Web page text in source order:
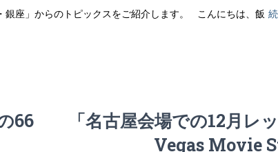
銀座」からのトピックスをご紹介します。 こんにちは、飯
66 「名古屋会場での12月レ
Vegas Movie